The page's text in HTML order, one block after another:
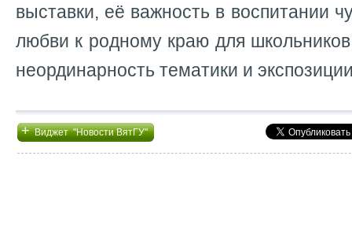
выставки, её важность в воспитании
любви к родному краю для
неординарность тематики и
+Виджет "Новости ВятГУ"